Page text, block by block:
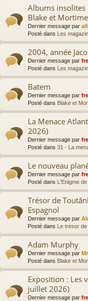
Albums insolites
Blake et
Dernier message par
Posté dans Les
2004, année
Dernier message par
Posté dans Les
Batem
Dernier message par
Posté dans Blake et
La Menace
2026)
Dernier message par
Posté dans 31 - La
Le nouveau
Dernier message par
Posté dans L'Enigme
Trésor de
Espagnol
Dernier message par
Posté dans Le trésor
Adam Murphy
Dernier message par
Posté dans Blake et
Exposition : Les
juillet 2026)
Dernier message par